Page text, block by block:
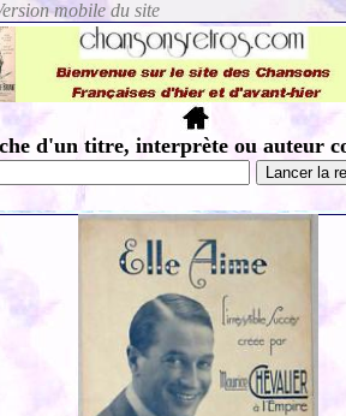
d'un titre, interprète ou auteur